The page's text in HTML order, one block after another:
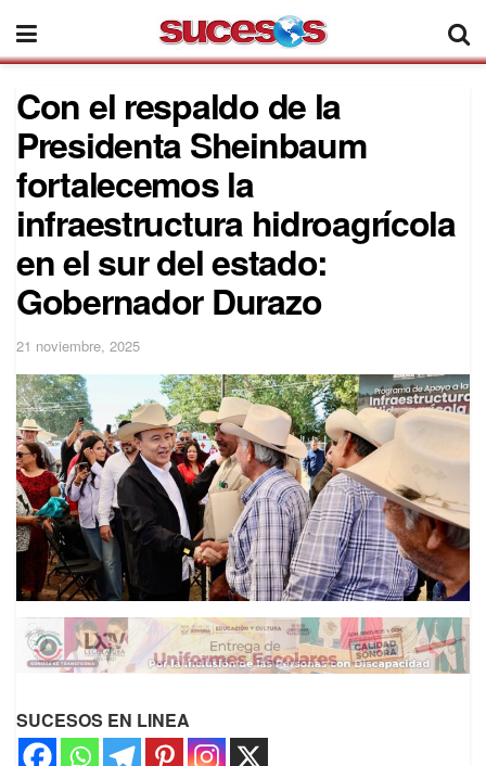
Con el respaldo de la
Presidenta Sheinbaum
fortalecemos la
infraestructura hidroagrícola
en el sur del estado:
Gobernador Durazo
21 noviembre, 2025
SUCESOS EN LINEA